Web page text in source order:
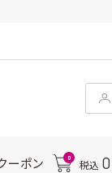
ーポン 0
税込 0